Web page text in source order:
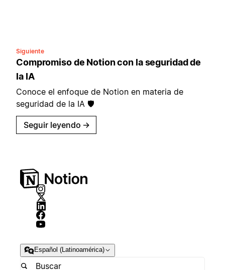
Siguiente
Compromiso de Notion con la seguridad de
la IA
Conoce el enfoque de Notion en materia de
seguridad de la IA 🛡️
Seguir leyendo →
Español (Latinoamérica)